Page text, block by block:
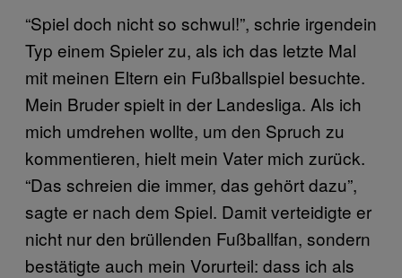
“Spiel doch nicht so schwul!”, schrie irgendein
Typ einem Spieler zu, als ich das letzte Mal
mit meinen Eltern ein Fußballspiel besuchte.
Mein Bruder spielt in der Landesliga. Als ich
mich umdrehen wollte, um den Spruch zu
kommentieren, hielt mein Vater mich zurück.
“Das schreien die immer, das gehört dazu”,
sagte er nach dem Spiel. Damit verteidigte er
nicht nur den brüllenden Fußballfan, sondern
bestätigte auch mein Vorurteil: dass ich als